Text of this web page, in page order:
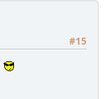
#15